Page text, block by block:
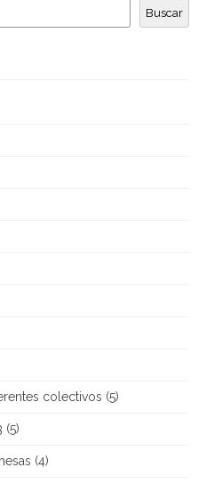
Buscar
colectivos (5)
(5)
(4)